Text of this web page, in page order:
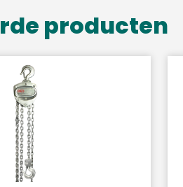
producten